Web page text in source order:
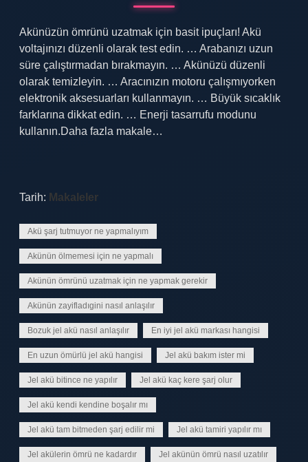
Akünüzün ömrünü uzatmak için basit ipuçları! Akü
voltajınızı düzenli olarak test edin. … Arabanızı uzun
süre çalıştırmadan bırakmayın. … Akünüzü düzenli
olarak temizleyin. … Aracınızın motoru çalışmıyorken
elektronik aksesuarları kullanmayın. … Büyük sıcaklık
farklarına dikkat edin. … Enerji tasarrufu modunu
kullanın.Daha fazla makale…
Tarih: Makaleler
Akü şarj tutmuyor ne yapmalıyım
Akünün ölmemesi için ne yapmalı
Akünün ömrünü uzatmak için ne yapmak gerekir
Akünün zayifladıgini nasıl anlaşılır
Bozuk jel akü nasıl anlaşılır En iyi jel akü markası hangisi
En uzun ömürlü jel akü hangisi Jel akü bakım ister mi
Jel akü bitince ne yapılır Jel akü kaç kere şarj olur
Jel akü kendi kendine boşalır mı
Jel akü tam bitmeden şarj edilir mi Jel akü tamiri yapılır mı
Jel akülerin ömrü ne kadardır Jel akünün ömrü nasıl uzatılır